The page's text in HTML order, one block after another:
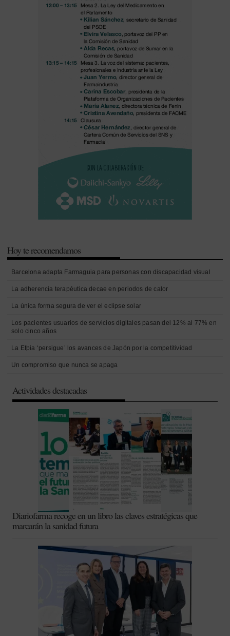
Hoy te recomendamos
Barcelona adapta Farmaguia para personas con discapacidad visual
La adherencia terapéutica decae en periodos de calor
La única forma segura de ver el eclipse solar
Los pacientes usuarios de servicios digitales pasan del 12% al 77% en
solo cinco años
La Efpia ‘persigue’ los avances de Japón por la competitividad
Un compromiso que nunca se apaga
Actividades destacadas
Diariofarma recoge en un libro las claves estratégicas que
marcarán la sanidad futura